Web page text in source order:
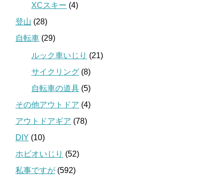
XCスキー (4)
登山 (28)
自転車 (29)
ルック車いじり (21)
サイクリング (8)
自転車の道具 (5)
その他アウトドア (4)
アウトドアギア (78)
DIY (10)
ホビオいじり (52)
私事ですが (592)